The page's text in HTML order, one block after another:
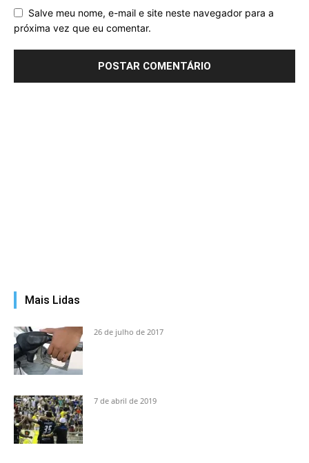
Salve meu nome, e-mail e site neste navegador para a
próxima vez que eu comentar.
Mais Lidas
26 de julho de 2017
7 de abril de 2019